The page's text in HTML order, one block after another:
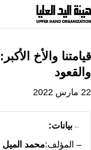
انتقل
إلى
قيامتنا والأخ
والقعود
22 مارس 2022
بيانات:
المؤلف محمد الميل